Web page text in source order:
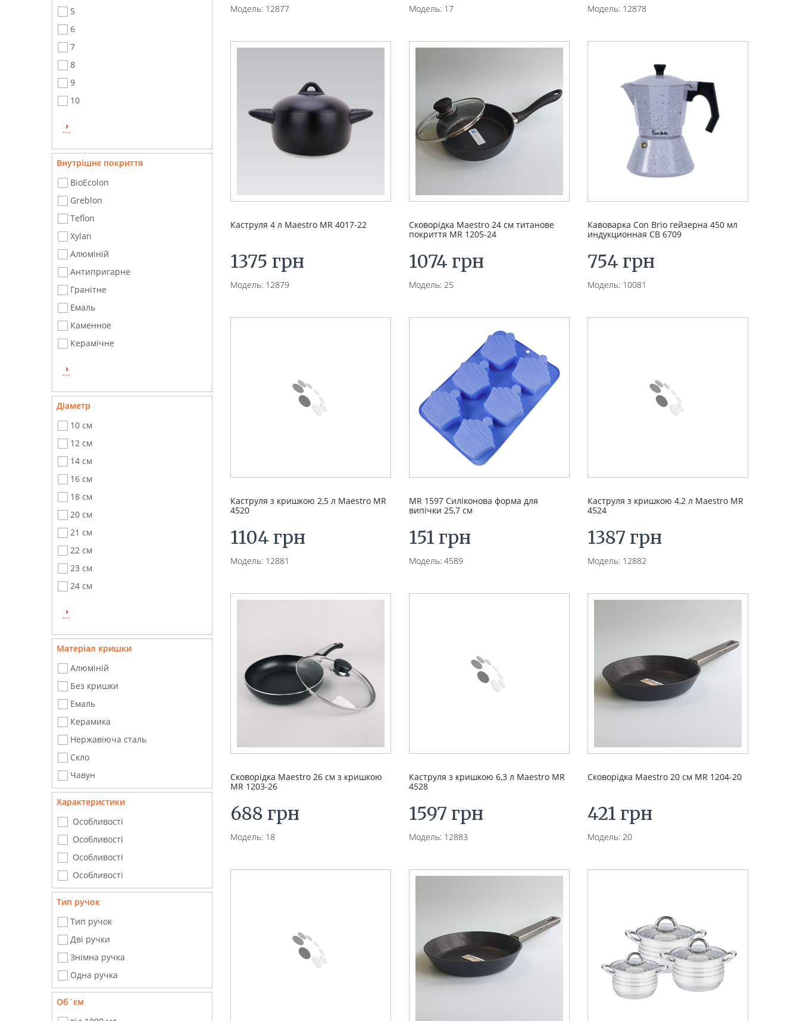
5
6
7
8
9
10
Внутрішнє покриття
BioEcolon
Greblon
Teflon
Xylan
Алюміній
Антипригарне
Гранітне
Емаль
Каменное
Керамічне
Діаметр
10 см
12 см
14 см
16 см
18 см
20 см
21 см
22 см
23 см
24 см
Матеріал кришки
Алюміній
Без кришки
Емаль
Керамика
Нержавіюча сталь
Скло
Чавун
Характеристики
Особливості
Особливості
Особливості
Особливості
Тип ручок
Тип ручок
Дві ручки
Знімна ручка
Одна ручка
Об`єм
Модель: 12877 Модель: 17 Модель: 12878
Каструля 4 л Maestro MR 4017-22
1375 грн
Модель: 12879
Сковорідка Maestro 24 см титанове
покриття MR 1205-24
1074 грн
Модель: 25
Кавоварка Con Brio гейзерна 450 мл
индукционная CB 6709
754 грн
Модель: 10081
Каструля з кришкою 2,5 л Maestro MR
4520
1104 грн
Модель: 12881
MR 1597 Силіконова форма для
випічки 25,7 см
151 грн
Модель: 4589
Каструля з кришкою 4,2 л Maestro MR
4524
1387 грн
Модель: 12882
Сковорідка Maestro 26 см з кришкою
MR 1203-26
688 грн
Модель: 18
Каструля з кришкою 6,3 л Maestro MR
4528
1597 грн
Модель: 12883
Сковорідка Maestro 20 см MR 1204-20
421 грн
Модель: 20